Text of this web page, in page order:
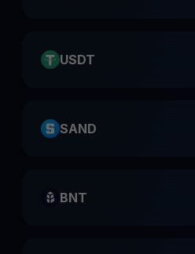
USDT
SAND
BNT